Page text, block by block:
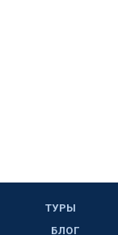
ТУРЫ
БЛОГ